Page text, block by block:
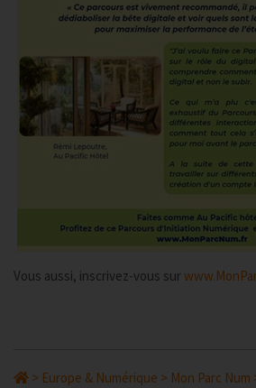
Vous aussi, inscrivez-vous sur
> Europe & Numérique > Mon Parc Num